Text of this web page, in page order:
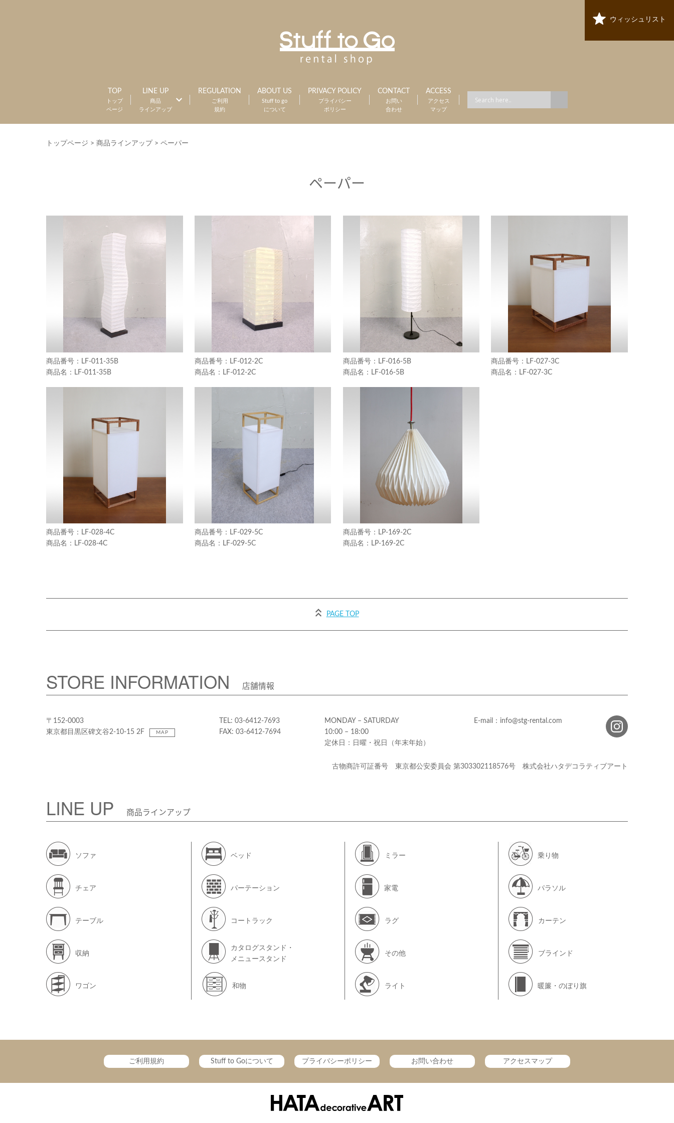
ウィッシュリスト
TOP
トップ
ページ
LINE UP
商品
ラインアップ
REGULATION
ご利用
規約
ABOUT US
Stuff to go
について
PRIVACY POLICY
プライバシー
ポリシー
CONTACT
お問い
合わせ
ACCESS
アクセス
マップ
トップページ > 商品ラインアップ > ペーパー
ペーパー
LF-011-35B
LF-011-35B
LF-012-2C
LF-012-2C
LF-016-5B
LF-016-5B
LF-027-3C
LF-027-3C
LF-028-4C
LF-028-4C
LF-029-5C
LF-029-5C
LP-169-2C
LP-169-2C
PAGE TOP
STORE INFORMATION 店舗情報
〒152-0003
東京都目黒区碑文谷2-10-15 2F
MAP
TEL: 03-6412-7693
FAX: 03-6412-7694
MONDAY – SATURDAY
10:00 – 18:00
定休日：日曜・祝日（年末年始）
E-mail：info@stg-rental.com
古物商許可証番号 東京都公安委員会 第303302118576号 株式会社ハタデコラティブアート
LINE UP 商品ラインアップ
ソファ
チェア
テーブル
収納
ワゴン
ベッド
パーテーション
コートラック
カタログスタンド・
メニュースタンド
和物
ミラー
家電
ラグ
その他
ライト
乗り物
パラソル
カーテン
ブラインド
暖簾・のぼり旗
ご利用規約 Stuff to Goについて プライバシーポリシー お問い合わせ アクセスマップ